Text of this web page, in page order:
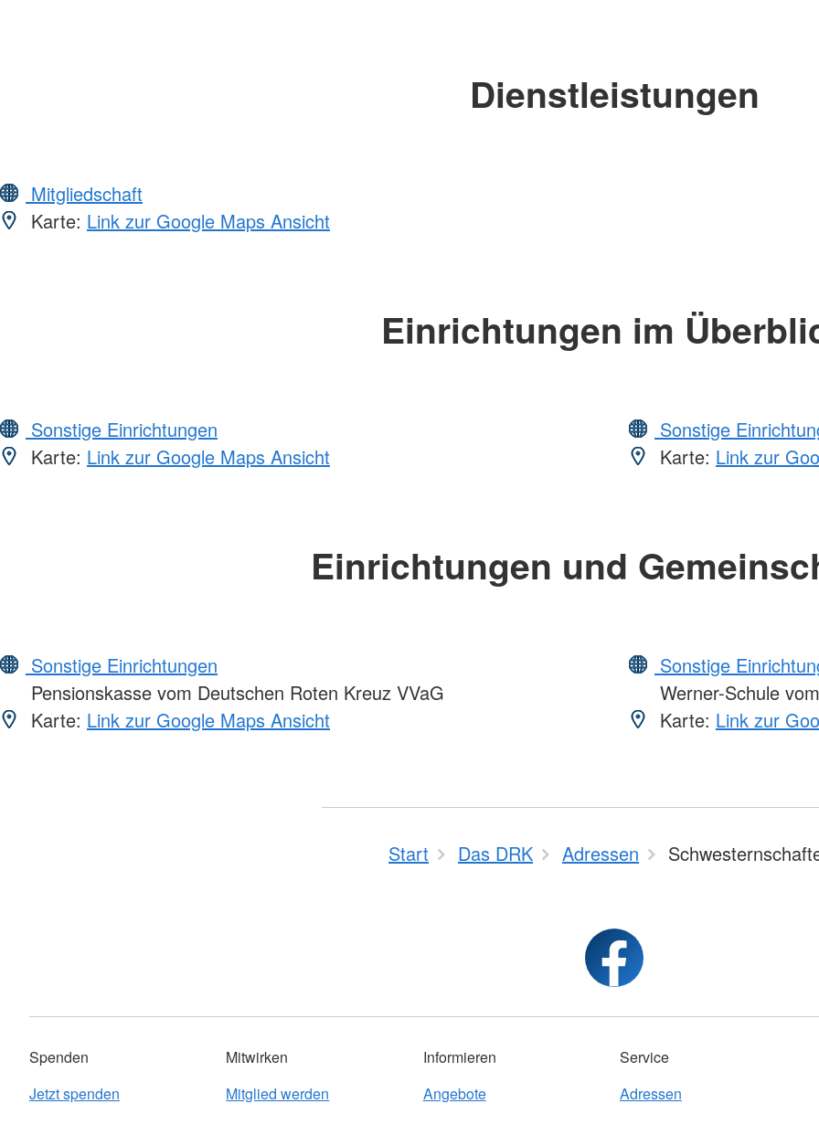
Dienstleistungen
Mitgliedschaft
Karte: Link zur Google Maps Ansicht
Einrichtungen im
Sonstige Einrichtungen
Karte: Link zur Google Maps Ansicht
Sonstige
Karte: Link zur
Einrichtungen und
Sonstige Einrichtungen
Pensionskasse vom Deutschen Roten Kreuz VVaG
Karte: Link zur Google Maps Ansicht
Sonstige
Werner-Schule
Karte: Link zur
Start Das DRK Adressen
Spenden
Jetzt spenden
Mitwirken
Mitglied werden
Informieren
Angebote
Service
Adressen